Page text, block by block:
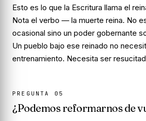
Esto es lo que la Escritura llama el
Nota el verbo — la muerte reina. No
ocasional sino un poder gobernante
Un pueblo bajo ese reinado no
entrenamiento. Necesita ser
PREGUNTA 05
¿Podemos reformarnos de